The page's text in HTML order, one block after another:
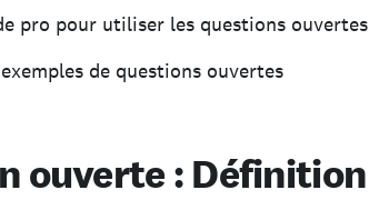
pro pour utiliser les questions ouvertes
de questions ouvertes
ouverte : Définition